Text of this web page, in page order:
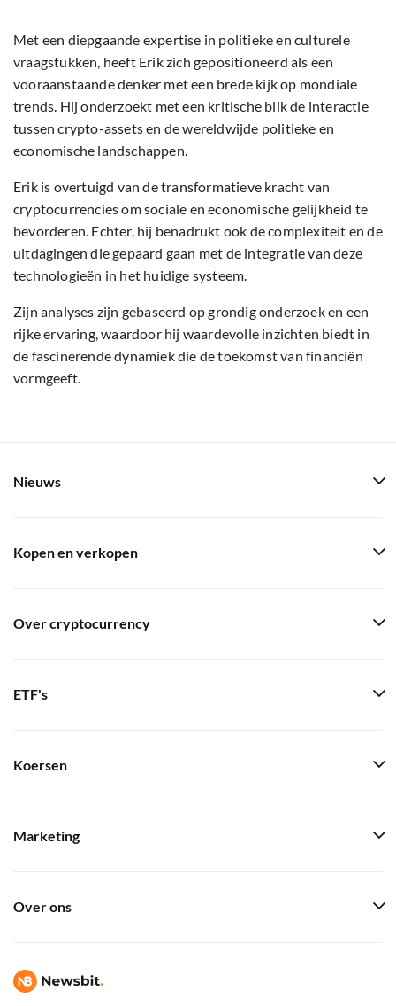
Met een diepgaande expertise in politieke en culturele
vraagstukken, heeft Erik zich gepositioneerd als een
vooraanstaande denker met een brede kijk op mondiale
trends. Hij onderzoekt met een kritische blik de interactie
tussen crypto-assets en de wereldwijde politieke en
economische landschappen.
Erik is overtuigd van de transformatieve kracht van
cryptocurrencies om sociale en economische gelijkheid te
bevorderen. Echter, hij benadrukt ook de complexiteit en de
uitdagingen die gepaard gaan met de integratie van deze
technologieën in het huidige systeem.
Zijn analyses zijn gebaseerd op grondig onderzoek en een
rijke ervaring, waardoor hij waardevolle inzichten biedt in
de fascinerende dynamiek die de toekomst van financiën
vormgeeft.
Nieuws
Kopen en verkopen
Over cryptocurrency
ETF's
Koersen
Marketing
Over ons